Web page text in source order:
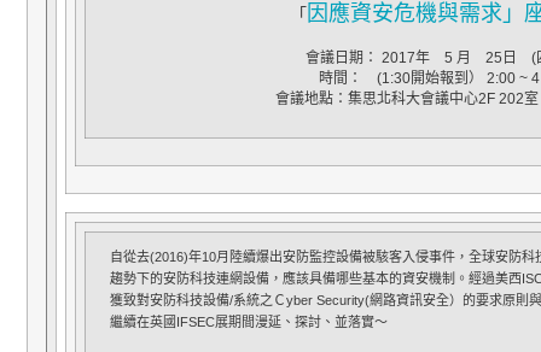
「 因應資安危機與需求」
會議日期： 2017年 5 月 25日
時間： (1:30開始報到） 2:00 ~
會議地點：集思北科大會議中心2F 202
自從去(2016)年10月陸續爆出安防監控設備被駭客入侵事件，全球安防
趨勢下的安防科技連網設備，應該具備哪些基本的資安機制。經過美西
獲致對安防科技設備/系統之Ｃyber Security(網路資訊安全）的要求原則
繼續在英國IFSEC展期間漫延、探討、並落實～